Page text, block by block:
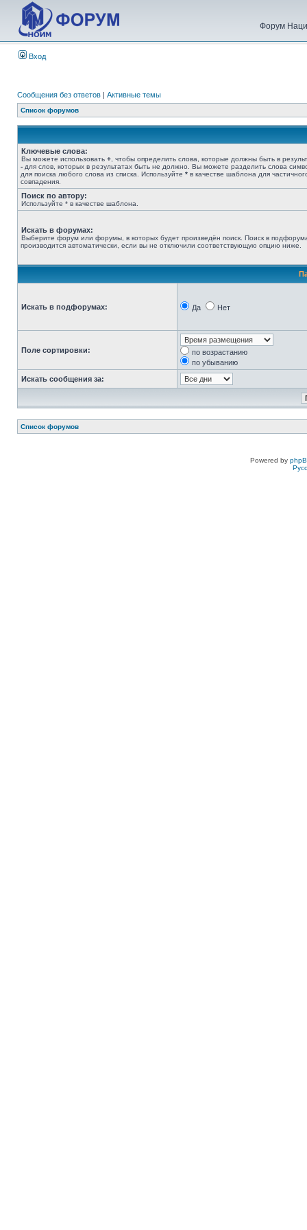
Форум
Вход
Сообщения без ответов | Активные темы
Список форумов
Ключевые слова:
Вы можете использовать + , чтобы определить слова, которые должны быть в
- для слов, которых в результатах быть не должно. Вы можете разделить слова
для поиска любого слова из списка. Используйте * в качестве шаблона для
совпадения.
Поиск по автору:
Используйте * в качестве шаблона.
Искать в форумах:
Выберите форум или форумы, в которых будет произведён поиск. Поиск в
производится автоматически, если вы не отключили соответствующую опцию ниже.
Искать в подфорумах: Да Нет
Поле сортировки:
по возрастанию
по убыванию
Искать сообщения за:
Список форумов
Powered by